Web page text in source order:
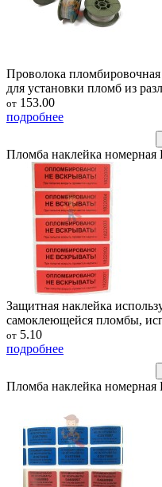
Проволока
для установки пломб из
от 153.00
подробнее
Пломба наклейка
Защитная наклейка
самоклеющейся пломбы,
от 5.10
подробнее
Пломба наклейка